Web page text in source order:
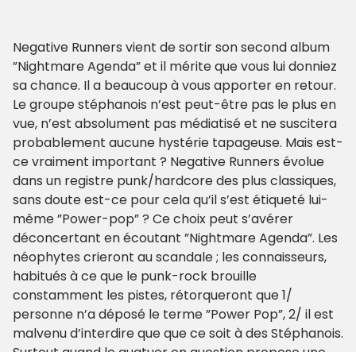
Negative Runners vient de sortir son second album
”Nightmare Agenda” et il mérite que vous lui donniez
sa chance. Il a beaucoup à vous apporter en retour.
Le groupe stéphanois n’est peut-être pas le plus en
vue, n’est absolument pas médiatisé et ne suscitera
probablement aucune hystérie tapageuse. Mais est-
ce vraiment important ? Negative Runners évolue
dans un registre punk/hardcore des plus classiques,
sans doute est-ce pour cela qu’il s’est étiqueté lui-
même ”Power-pop” ? Ce choix peut s’avérer
déconcertant en écoutant ”Nightmare Agenda”. Les
néophytes crieront au scandale ; les connaisseurs,
habitués à ce que le punk-rock brouille
constamment les pistes, rétorqueront que 1/
personne n’a déposé le terme ”Power Pop”, 2/ il est
malvenu d’interdire que que ce soit à des Stéphanois.